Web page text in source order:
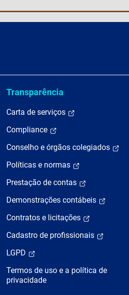
Transparência
Carta de serviços
Compliance
Conselho e órgãos colegiados
Políticas e normas
Prestação de contas
Demonstrações contábeis
Contratos e licitações
Cadastro de profissionais
LGPD
Termos de uso e a política de
privacidade